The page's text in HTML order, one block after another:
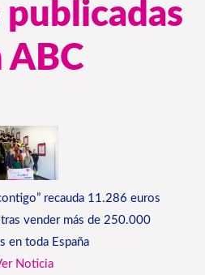
publicadas
ABC
recauda 11.286 euros
vender más de 250.000
en toda España
Noticia